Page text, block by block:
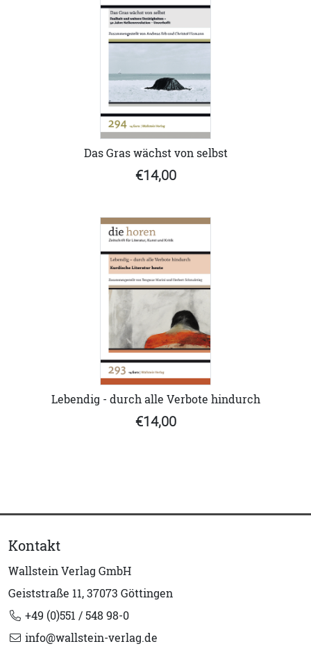
Das Gras wächst von selbst
€14,00
Lebendig - durch alle Verbote hindurch
€14,00
Kontakt
Wallstein Verlag GmbH
Geiststraße 11, 37073 Göttingen
+49 (0)551 / 548 98-0
info@wallstein-verlag.de